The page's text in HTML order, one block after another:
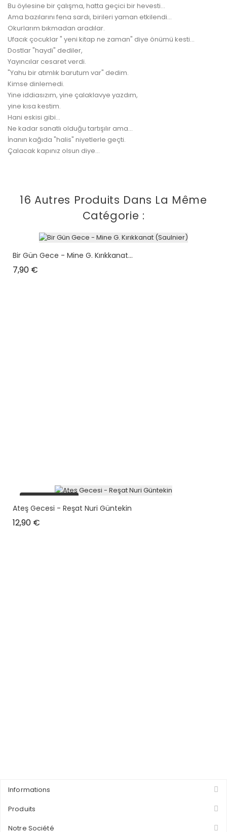
Bu öylesine bir çalışma, hatta geçici bir hevesti...
Ama bazılarını fena sardı, birileri yaman etkilendi...
Okurlarım bıkmadan aradılar.
Ufacık çocuklar " yeni kitap ne zaman" diye önümü kesti...
Dostlar "haydi" dediler,
Yayıncılar cesaret verdi.
"Yahu bir atımlık barutum var" dedim.
Kimse dinlemedi.
Yine iddiasızım, yine çalaklavye yazdım,
yine kısa kestim.
Hani eskisi gibi...
Ne kadar sanatlı olduğu tartışılır ama...
İnanın kağıda "halis" niyetlerle geçti.
Çalacak kapınız olsun diye...
16 Autres Produits Dans La Même
Catégorie :
Bir Gün Gece - Mine G. Kırıkkanat...
7,90 €
plus en stock
Ateş Gecesi - Reşat Nuri Güntekin
12,90 €
Informations
Produits
Notre Société